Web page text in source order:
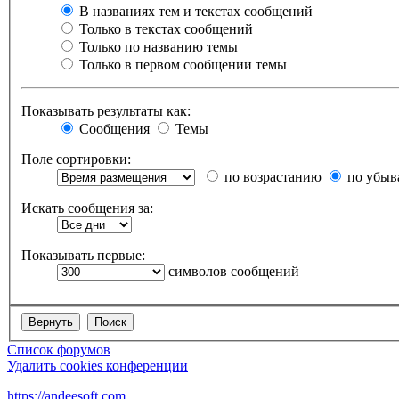
В названиях тем и текстах сообщений
Только в текстах сообщений
Только по названию темы
Только в первом сообщении темы
Показывать результаты как:
Сообщения
Темы
Поле сортировки:
по возрастанию
по
Искать сообщения за:
Показывать первые:
символов сообщений
Список форумов
Удалить cookies конференции
https://andeesoft.com